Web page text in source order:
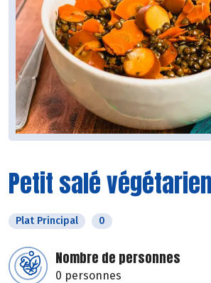
Petit salé végétarien
Plat Principal 0
Nombre de personnes
0 personnes